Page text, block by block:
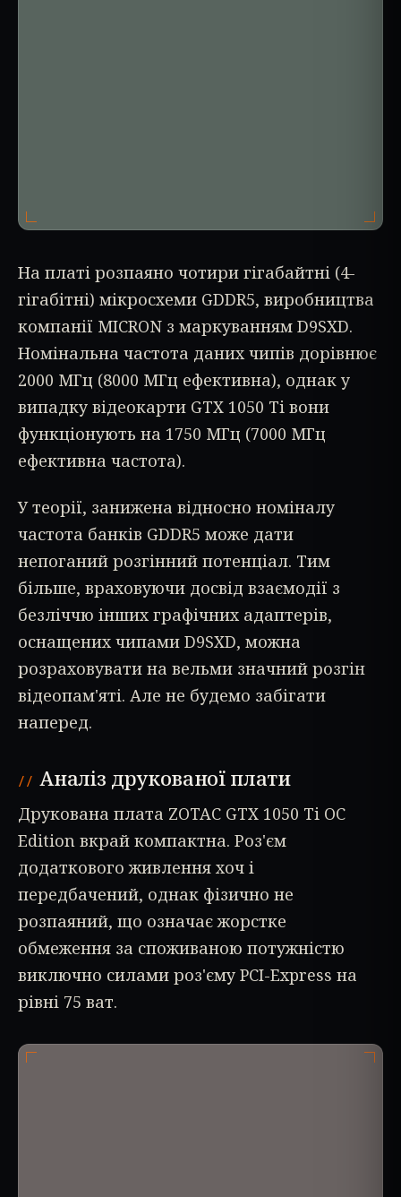
На платі розпаяно чотири гігабайтні (4-
гігабітні) мікросхеми GDDR5, виробництва
компанії MICRON з маркуванням D9SXD.
Номінальна частота даних чипів дорівнює
2000 МГц (8000 МГц ефективна), однак у
випадку відеокарти GTX 1050 Ti вони
функціонують на 1750 МГц (7000 МГц
ефективна частота).
У теорії, занижена відносно номіналу
частота банків GDDR5 може дати
непоганий розгінний потенціал. Тим
більше, враховуючи досвід взаємодії з
безліччю інших графічних адаптерів,
оснащених чипами D9SXD, можна
розраховувати на вельми значний розгін
відеопам'яті. Але не будемо забігати
наперед.
Аналіз друкованої плати
Друкована плата ZOTAC GTX 1050 Ti OC
Edition вкрай компактна. Роз'єм
додаткового живлення хоч і
передбачений, однак фізично не
розпаяний, що означає жорстке
обмеження за споживаною потужністю
виключно силами роз'єму PCI-Express на
рівні 75 ват.